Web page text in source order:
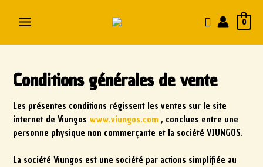
0
Conditions générales de vente
Les présentes conditions régissent les ventes sur le site
internet de Viungos www.viungos.com , conclues entre une
personne physique non commerçante et la société VIUNGOS.
La société Viungos est une société par actions simplifiée au